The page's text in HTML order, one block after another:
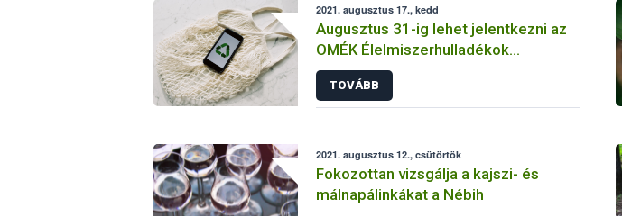
2021. augusztus 17., kedd
Augusztus 31-ig lehet jelentkezni az
OMÉK Élelmiszerhulladékok
Megelőzéséért Díjára -
meghosszabbítva: 2021. szeptember
6-ig!
TOVÁBB
2021. augusztus 12., csütörtök
Fokozottan vizsgálja a kajszi- és
málnapálinkákat a Nébih